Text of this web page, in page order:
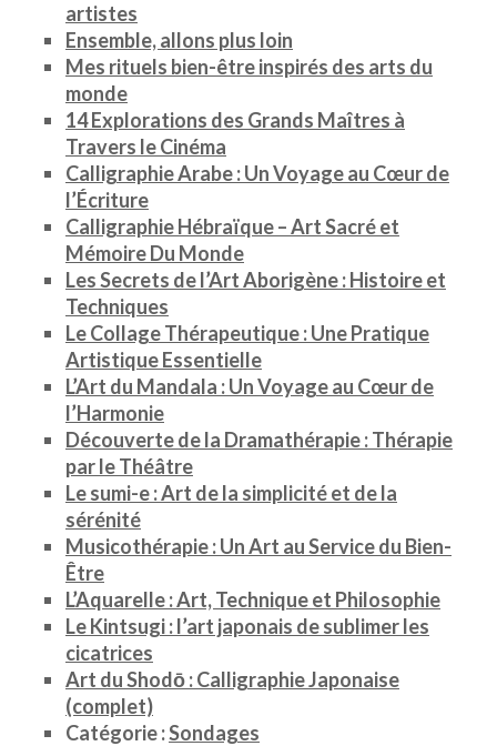
artistes
Ensemble, allons plus loin
Mes rituels bien-être inspirés des arts du
monde
14 Explorations des Grands Maîtres à
Travers le Cinéma
Calligraphie Arabe : Un Voyage au Cœur de
l’Écriture
Calligraphie Hébraïque – Art Sacré et
Mémoire Du Monde
Les Secrets de l’Art Aborigène : Histoire et
Techniques
Le Collage Thérapeutique : Une Pratique
Artistique Essentielle
L’Art du Mandala : Un Voyage au Cœur de
l’Harmonie
Découverte de la Dramathérapie : Thérapie
par le Théâtre
Le sumi-e : Art de la simplicité et de la
sérénité
Musicothérapie : Un Art au Service du Bien-
Être
L’Aquarelle : Art, Technique et Philosophie
Le Kintsugi : l’art japonais de sublimer les
cicatrices
Art du Shodō : Calligraphie Japonaise
(complet)
Catégorie :Sondages